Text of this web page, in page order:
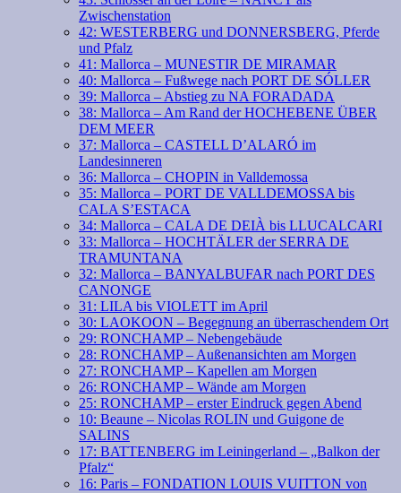
Zwischenstation
42: WESTERBERG und DONNERSBERG, Pferde
und Pfalz
41: Mallorca – MUNESTIR DE MIRAMAR
40: Mallorca – Fußwege nach PORT DE SÓLLER
39: Mallorca – Abstieg zu NA FORADADA
38: Mallorca – Am Rand der HOCHEBENE ÜBER
DEM MEER
37: Mallorca – CASTELL D’ALARÓ im
Landesinneren
36: Mallorca – CHOPIN in Valldemossa
35: Mallorca – PORT DE VALLDEMOSSA bis
CALA S’ESTACA
34: Mallorca – CALA DE DEIÀ bis LLUCALCARI
33: Mallorca – HOCHTÄLER der SERRA DE
TRAMUNTANA
32: Mallorca – BANYALBUFAR nach PORT DES
CANONGE
31: LILA bis VIOLETT im April
30: LAOKOON – Begegnung an überraschendem Ort
29: RONCHAMP – Nebengebäude
28: RONCHAMP – Außenansichten am Morgen
27: RONCHAMP – Kapellen am Morgen
26: RONCHAMP – Wände am Morgen
25: RONCHAMP – erster Eindruck gegen Abend
10: Beaune – Nicolas ROLIN und Guigone de
SALINS
17: BATTENBERG im Leiningerland – „Balkon der
Pfalz“
16: Paris – FONDATION LOUIS VUITTON von